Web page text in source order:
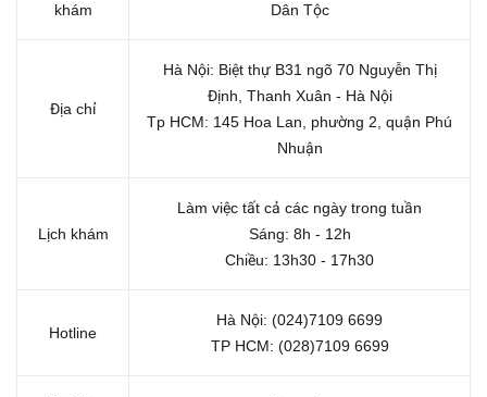
khám
Dân Tộc
Địa chỉ
Hà Nội: Biệt thự B31 ngõ 70 Nguyễn Thị
Định, Thanh Xuân - Hà Nội
Tp HCM: 145 Hoa Lan, phường 2, quận Phú
Nhuận
Lịch khám
Làm việc tất cả các ngày trong tuần
Sáng: 8h - 12h
Chiều: 13h30 - 17h30
Hotline
Hà Nội: (024)7109 6699
TP HCM: (028)7109 6699